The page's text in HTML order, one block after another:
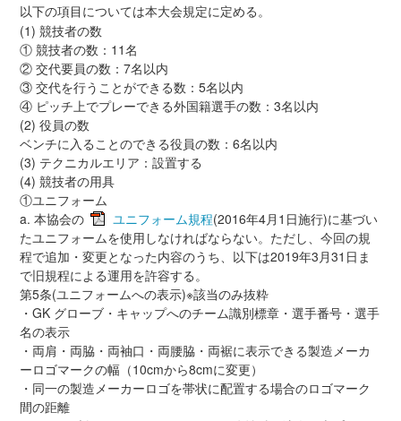
以下の項目については本大会規定に定める。
(1) 競技者の数
① 競技者の数：11名
② 交代要員の数：7名以内
③ 交代を行うことができる数：5名以内
④ ピッチ上でプレーできる外国籍選手の数：3名以内
(2) 役員の数
ベンチに入ることのできる役員の数：6名以内
(3) テクニカルエリア：設置する
(4) 競技者の用具
①ユニフォーム
a. 本協会の
ユニフォーム規程(2016年4月1日施行)に基づい
たユニフォームを使用しなければならない。ただし、今回の規
程で追加・変更となった内容のうち、以下は2019年3月31日ま
で旧規程による運用を許容する。
第5条(ユニフォームへの表示)※該当のみ抜粋
・GK グローブ・キャップへのチーム識別標章・選手番号・選手
名の表示
・両肩・両脇・両袖口・両腰脇・両裾に表示できる製造メーカ
ーロゴマークの幅（10cmから8cmに変更）
・同一の製造メーカーロゴを帯状に配置する場合のロゴマーク
間の距離